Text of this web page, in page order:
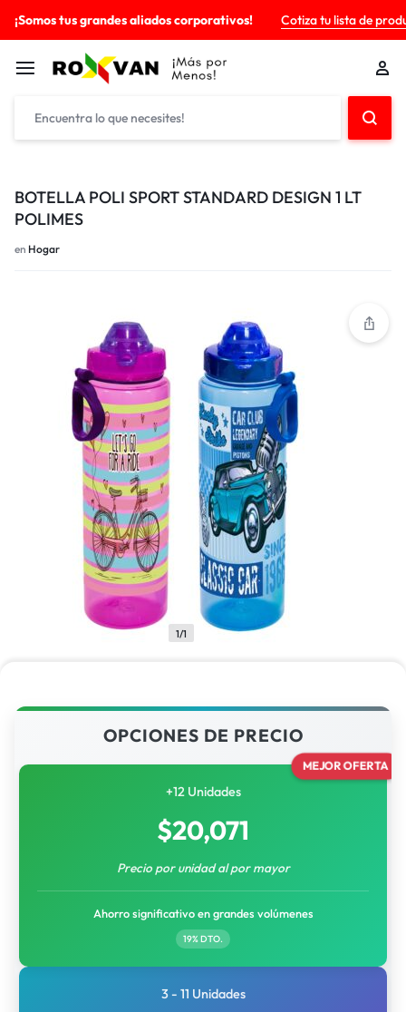
¡Somos tus grandes aliados corporativos! Cotiza tu lista de
BOTELLA POLI SPORT STANDARD DESIGN 1 LT
POLIMES
en Hogar
1/1
OPCIONES DE PRECIO
MEJOR OFERTA
+12 Unidades
$20,071
Precio por unidad al por mayor
Ahorro significativo en grandes volúmenes
19% DTO.
3 - 11 Unidades